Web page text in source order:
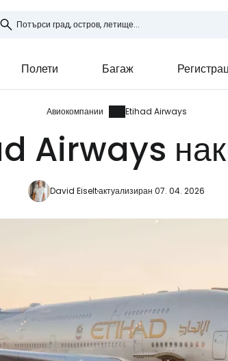
Полети Багаж
Авиокомпании Etihad Airways
Airways
David Eiseltактуализиран 07. 04. 2026